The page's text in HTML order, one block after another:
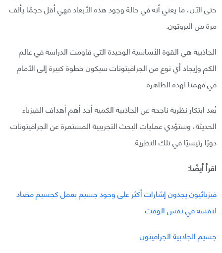
حتى الآن، ما يعني أنه في حالة وجود هذه الأبعاد فهي أقل حجمًا بألف
مرة من البروتون.
الجاذبية هي القوة الأساسية الوحيدة التي قاومت الدراسة في عالم
الكم وإيجاد أي نوع من الجرافيتونات سيكون خطوة كبيرة إلى الأمام
في فهمنا لهذه الظاهرة.
يُعد ابتكار نظرية ناجحة عن الجاذبية الكمية أحد أهم أهداف الفيزياء
الحديثة، وستؤدي عمليات البحث التجريبية المستمرة عن الجرافيتونات
دورًا رئيسيًا في تلك النظرية.
اقرأ أيضًا:
فيزيائيون يجدون إشارات أكثر على وجود جسيم يعمل كجسيم مضاد
لنفسه في نفس الوقت
جسيم الجاذبية الجرافيتون